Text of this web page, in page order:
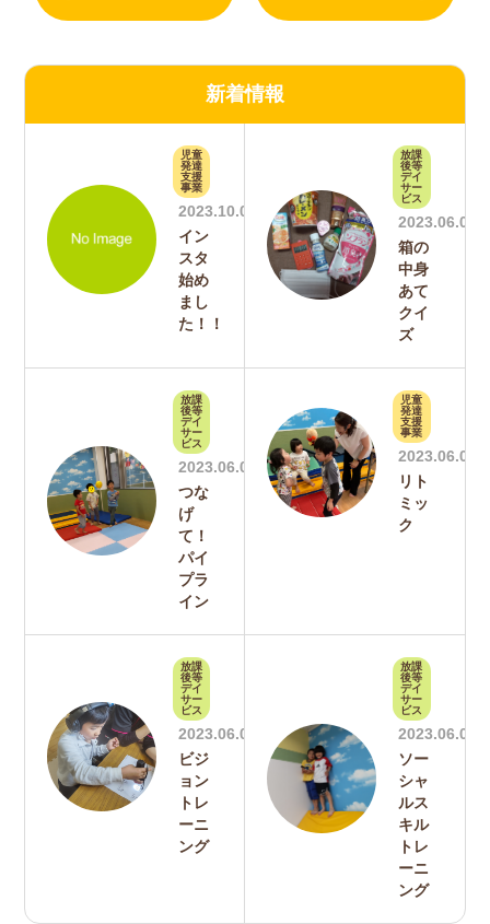
新着情報
児童
発達
支援
事業
2023.10.06
イン
スタ
始め
まし
た！！
放課
後等
デイ
サー
ビス
2023.06.09
箱の
中身
あて
クイ
ズ
放課
後等
デイ
サー
ビス
2023.06.09
つな
げ
て！
パイ
プラ
イン
児童
発達
支援
事業
2023.06.01
リト
ミッ
ク
放課
後等
デイ
サー
ビス
2023.06.01
ビジ
ョン
トレ
ーニ
ング
放課
後等
デイ
サー
ビス
2023.06.01
ソー
シャ
ルス
キル
トレ
ーニ
ング